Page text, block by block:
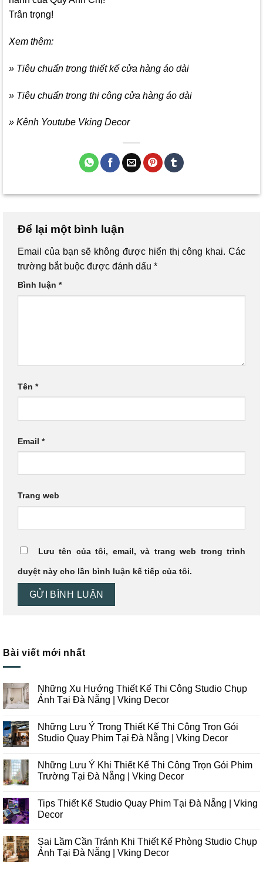
Trân trọng!
Xem thêm:
» Tiêu chuẩn trong thiết kế cửa hàng áo dài
» Tiêu chuẩn trong thi công cửa hàng áo dài
» Kênh Youtube Vking Decor
Để lại một bình luận
Email của bạn sẽ không được hiển thị công khai. Các
trường bắt buộc được đánh dấu *
Bình luận *
Tên *
Email *
Trang web
Lưu tên của tôi, email, và trang web trong trình
duyệt này cho lần bình luận kế tiếp của tôi.
Bài viết mới nhất
Những Xu Hướng Thiết Kế Thi Công Studio Chụp
Ảnh Tại Đà Nẵng | Vking Decor
bình
luận
ở
Hướng
Thiết
Kế
Studio
Chụp
Ảnh
Nẵng
Vking
Những Lưu Ý Trong Thiết Kế Thi Công Trọn Gói
Studio Quay Phim Tại Đà Nẵng | Vking Decor
bình
luận
ở
Ý
Trong
Thiết
Công
Trọn
Gói
Những Lưu Ý Khi Thiết Kế Thi Công Trọn Gói Phim
Trường Tại Đà Nẵng | Vking Decor
bình
luận
ở
Ý
Khi
Thiết
Tips Thiết Kế Studio Quay Phim Tại Đà Nẵng | Vking
Decor
bình
luận
ở
Sai Lầm Cần Tránh Khi Thiết Kế Phòng Studio Chụp
Ảnh Tại Đà Nẵng | Vking Decor